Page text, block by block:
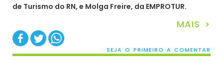
de Turismo do RN, e Molga Freire, da EMPROTUR.
MAIS >
SEJA O PRIMEIRO A COMENTAR